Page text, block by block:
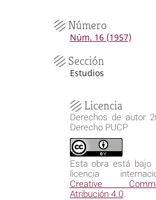
Número
Núm. 16 (1957)
Sección
Estudios
Licencia
Derechos de autor
Derecho PUCP
Esta obra está bajo
licencia
Creative
Atribución 4.0